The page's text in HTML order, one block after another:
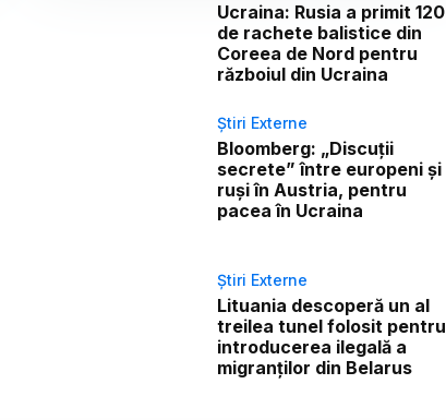
Ucraina: Rusia a primit 120
de rachete balistice din
Coreea de Nord pentru
războiul din Ucraina
Știri Externe
Bloomberg: „Discuții
secrete” între europeni și
ruși în Austria, pentru
pacea în Ucraina
Știri Externe
Lituania descoperă un al
treilea tunel folosit pentru
introducerea ilegală a
migranților din Belarus